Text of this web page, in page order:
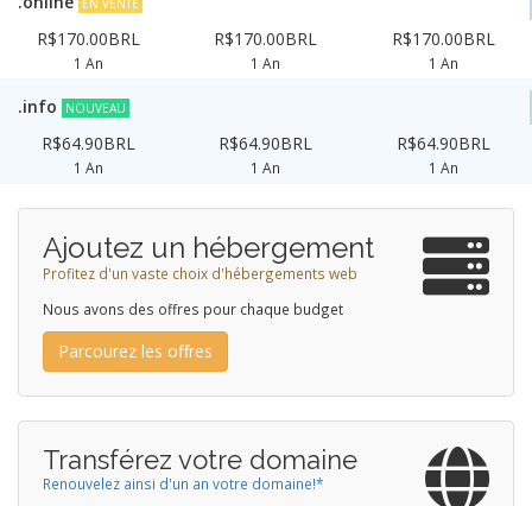
EN VENTE
R$170.00BRL
1 An
R$170.00BRL
1 An
R$170.00BRL
1 An
.info NOUVEAU
R$64.90BRL
1 An
R$64.90BRL
1 An
R$64.90BRL
1 An
Ajoutez un hébergement
Profitez d'un vaste choix d'hébergements web
Nous avons des offres pour chaque budget
Parcourez les offres
Transférez votre domaine
Renouvelez ainsi d'un an votre domaine!*